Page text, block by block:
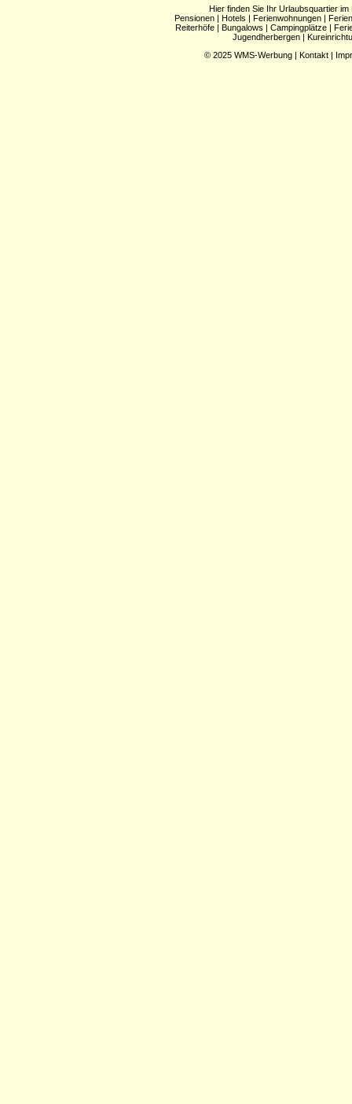
Hier finden Sie Ihr Urlaubsquartier im
Pensionen| Hotels | Ferienwohnungen|
Reiterhöfe | Bungalows | Campingplätze |
Jugendherbergen |
© 2025 WMS-Werbung | Kontakt |